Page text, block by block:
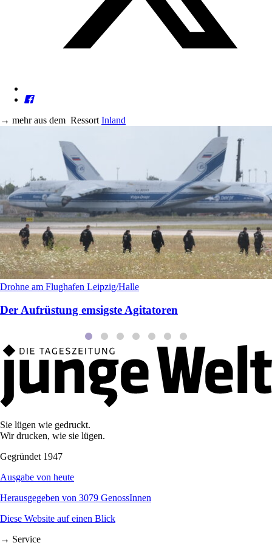
→ mehr aus dem Ressort Inland
Drohne am Flughafen Leipzig/Halle
Der Aufrüstung emsigste Agitatoren
Sie lügen wie gedruckt.
Wir drucken, wie sie lügen.
Gegründet 1947
Ausgabe von heute
Herausgegeben von 3079 GenossInnen
Diese Website auf einen Blick
→ Service